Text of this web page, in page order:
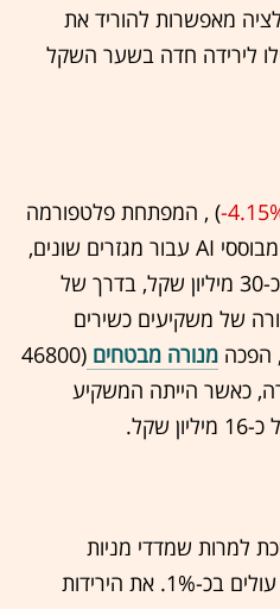
מאפשרות להוריד את
לירידה חדה בשער השקל
-‏) , המפתחת פלטפורמה
מאובטחת להטמעת יישומים מבוססי AI עבור מגזרים שונים,
השלימה גיוס הון בהיקף של כ-30 מיליון שקל, בדרך של
של משקיעים כשירים
הפכה מנורה מבטחים (46800
כאשר הייתה המשקיע
שקל.
למרות שמדדי מניות
הפיננסים (הבנקים והביטוח) עולים בכ-1%. את הירידות